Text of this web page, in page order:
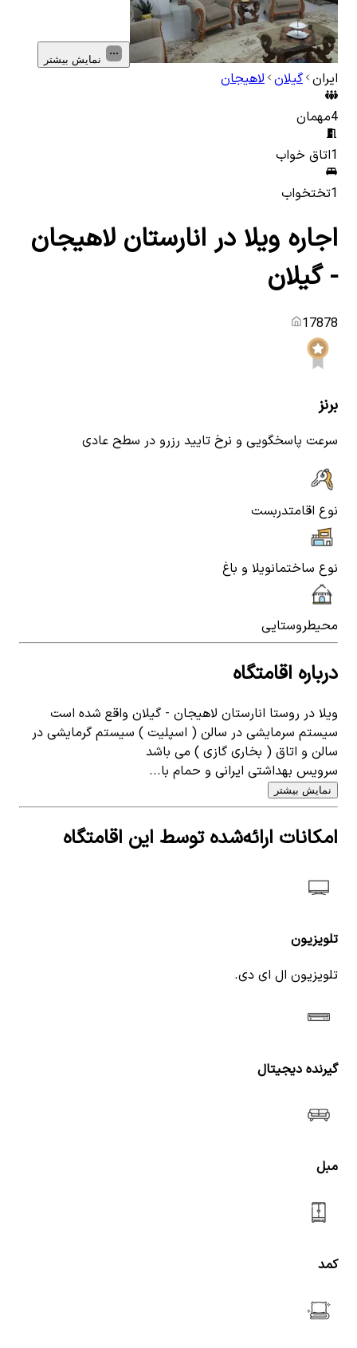
نمایش بیشتر
ایران گیلان لاهیجان
4مهمان
1اتاق خواب
1تختخواب
اجاره ویلا در انارستان لاهیجان
- گیلان
17878
برنز
سرعت پاسخگویی و نرخ تایید رزرو در سطح عادی
نوع اقامتدربست
نوع ساختمانویلا و باغ
محیطروستایی
درباره اقامتگاه
ویلا در روستا انارستان لاهیجان - گیلان واقع شده است
سیستم سرمایشی در سالن ( اسپلیت ) سیستم گرمایشی در
سالن و اتاق ( بخاری گازی ) می باشد
سرویس بهداشتی ایرانی و حمام با...
نمایش بیشتر
امکانات ارائه‌شده توسط این اقامتگاه
تلویزیون
تلویزیون ال ای دی.
گیرنده دیجیتال
مبل
کمد